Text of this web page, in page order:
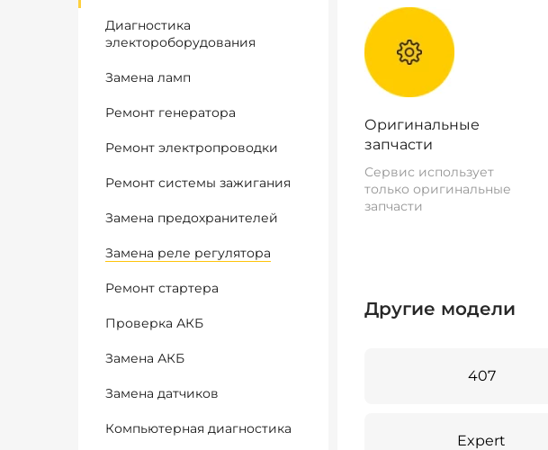
Диагностика
электороборудования
Замена ламп
Ремонт генератора
Ремонт электропроводки
Ремонт системы зажигания
Замена предохранителей
Замена реле регулятора
Ремонт стартера
Проверка АКБ
Замена АКБ
Замена датчиков
Компьютерная диагностика
Оригинальные
запчасти
Сервис использует
только оригинальные
запчасти
Другие модели
407
Expert